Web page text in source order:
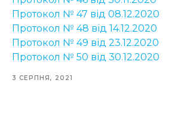
Протокол № 47 від 08.12.2020
Протокол № 48 від 14.12.2020
Протокол № 49 від 23.12.2020
Протокол № 50 від 30.12.2020
3 СЕРПНЯ, 2021